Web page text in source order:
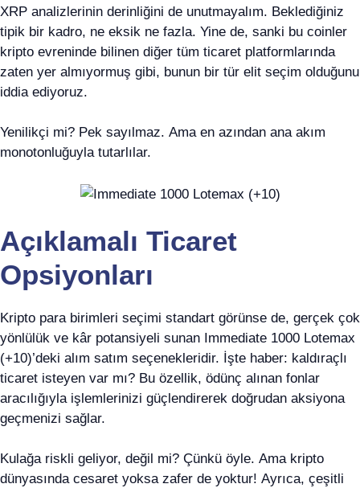
XRP analizlerinin derinliğini de unutmayalım. Beklediğiniz
tipik bir kadro, ne eksik ne fazla. Yine de, sanki bu coinler
kripto evreninde bilinen diğer tüm ticaret platformlarında
zaten yer almıyormuş gibi, bunun bir tür elit seçim olduğunu
iddia ediyoruz.
Yenilikçi mi? Pek sayılmaz. Ama en azından ana akım
monotonluğuyla tutarlılar.
Açıklamalı Ticaret
Opsiyonları
Kripto para birimleri seçimi standart görünse de, gerçek çok
yönlülük ve kâr potansiyeli sunan Immediate 1000 Lotemax
(+10)’deki alım satım seçenekleridir. İşte haber: kaldıraçlı
ticaret isteyen var mı? Bu özellik, ödünç alınan fonlar
aracılığıyla işlemlerinizi güçlendirerek doğrudan aksiyona
geçmenizi sağlar.
Kulağa riskli geliyor, değil mi? Çünkü öyle. Ama kripto
dünyasında cesaret yoksa zafer de yoktur! Ayrıca, çeşitli